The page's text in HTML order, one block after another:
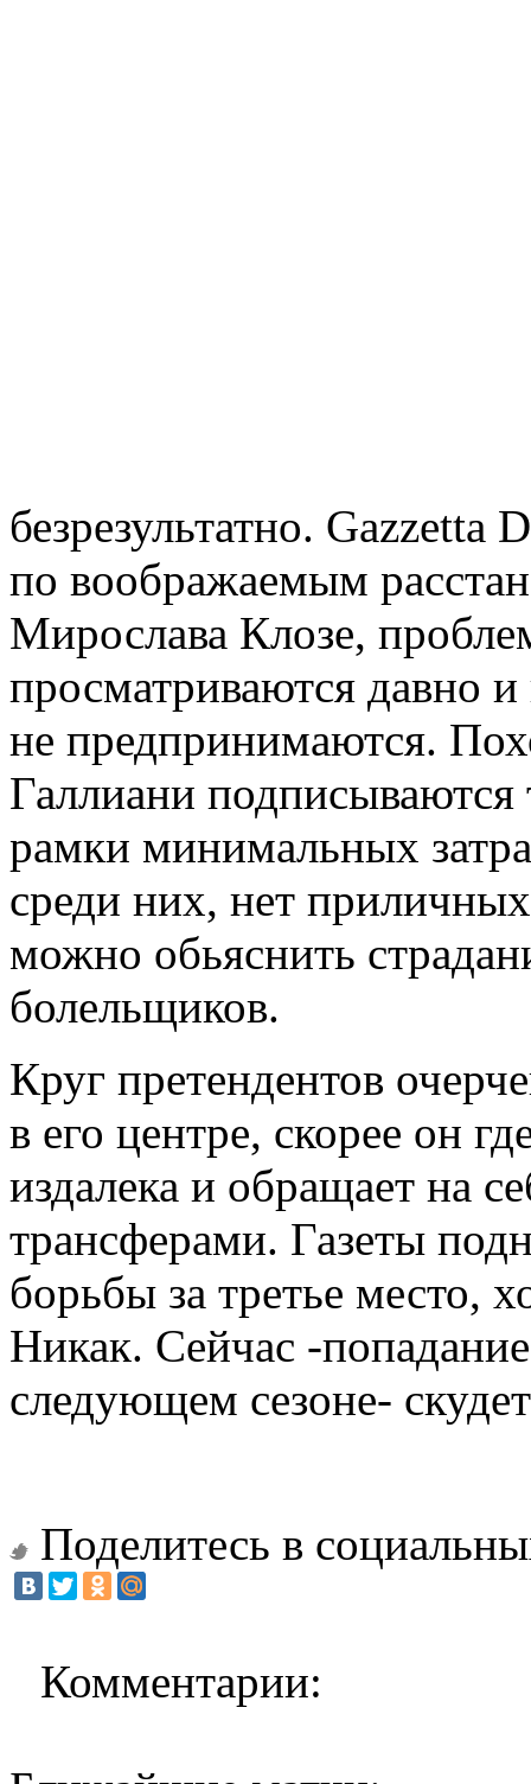
безрезультатно.
по воображаемым
Мирослава Клозе,
просматриваются давно
не предпринимаются.
Галлиани подписываются
рамки минимальных
среди них, нет
можно обьяснить
болельщиков.
Круг претендентов
в его центре, скорее он
издалека и обращает на
трансферами. Газеты
борьбы за третье место,
Никак. Сейчас -
следующем сезоне-
Поделитесь в
Комментарии: